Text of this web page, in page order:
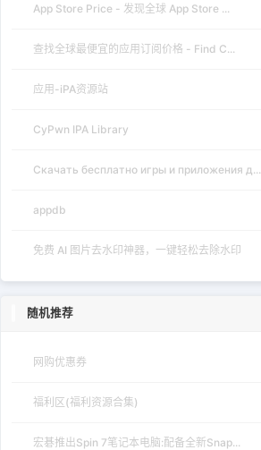
App Store Price - 发现全球 App Store ...
查找全球最便宜的应用订阅价格 - Find C...
应用-iPA资源站
CyPwn IPA Library
Скачать бесплатно игры и приложения д...
appdb
免费 AI 图片去水印神器，一键轻松去除水印
随机推荐
网购优惠券
福利区(福利资源合集)
宏碁推出Spin 7笔记本电脑:配备全新Snap...